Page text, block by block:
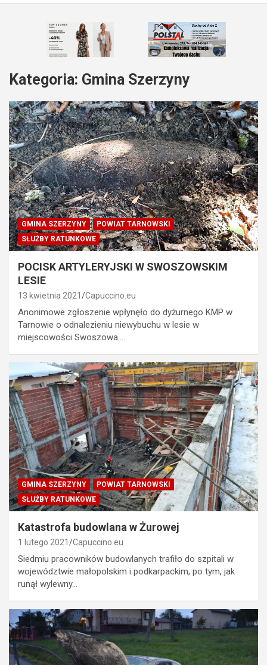
Kategoria: Gmina Szerzyny
GMINA SZERZYNY
POWIAT TARNOWSKI
SŁUŻBY RATUNKOWE
POCISK ARTYLERYJSKI W SWOSZOWSKIM
LESIE
13 kwietnia 2021 Capuccino.eu
Anonimowe zgłoszenie wpłynęło do dyżurnego KMP w
Tarnowie o odnalezieniu niewybuchu w lesie w
miejscowości Swoszowa.…
GMINA SZERZYNY
POWIAT TARNOWSKI
SŁUŻBY RATUNKOWE
Katastrofa budowlana w Żurowej
1 lutego 2021 Capuccino.eu
Siedmiu pracowników budowlanych trafiło do szpitali w
województwie małopolskim i podkarpackim, po tym, jak
runął wylewny…